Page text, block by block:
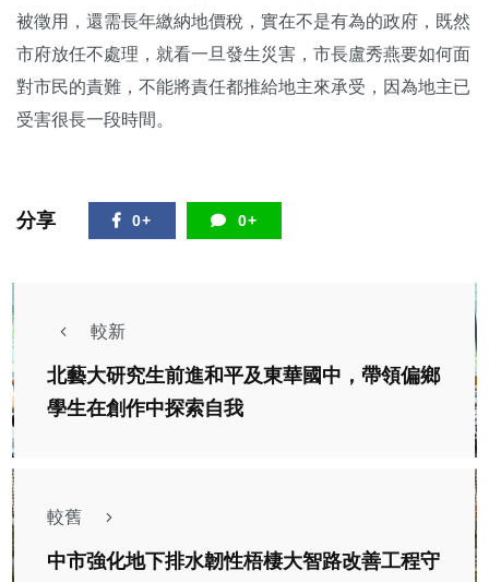
被徵用，還需長年繳納地價稅，實在不是有為的政府，既然
市府放任不處理，就看一旦發生災害，市長盧秀燕要如何面
對市民的責難，不能將責任都推給地主來承受，因為地主已
受害很長一段時間。
分享 0+ 0+
較新
北藝大研究生前進和平及東華國中，帶領偏鄉
學生在創作中探索自我
較舊
中市強化地下排水韌性梧棲大智路改善工程守